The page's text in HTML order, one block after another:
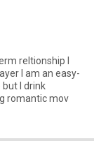
reltionship I
I am an easy-
but I drink
romantic mov